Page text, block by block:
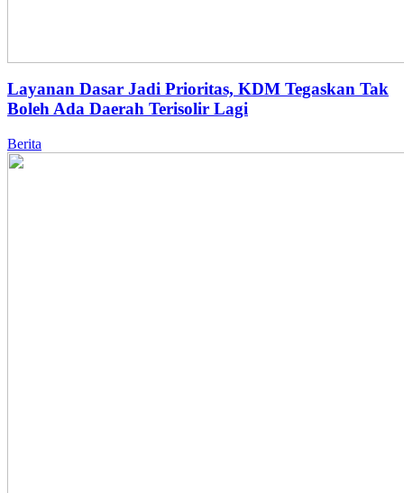
Layanan Dasar Jadi Prioritas, KDM Tegaskan Tak
Boleh Ada Daerah Terisolir Lagi
Berita